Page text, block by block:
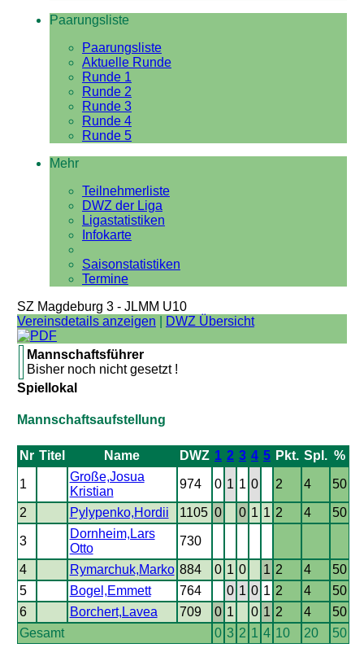
Paarungsliste
Paarungsliste
Aktuelle Runde
Runde 1
Runde 2
Runde 3
Runde 4
Runde 5
Mehr
Teilnehmerliste
DWZ der Liga
Ligastatistiken
Infokarte
Saisonstatistiken
Termine
SZ Magdeburg 3 - JLMM U10
Vereinsdetails anzeigen
DWZ Übersicht
Mannschaftsführer
Bisher noch nicht gesetzt !
Spiellokal
Mannschaftsaufstellung
Nr Titel Name DWZ 1 2 3 4 5 Pkt. Spl. %
1
Große,Josua
Kristian
974 0 1 1 0 2 4 50
2 Pylypenko,Hordii 1105 0 0 1 1 2 4 50
3
Dornheim,Lars
Otto
730
4 Rymarchuk,Marko 884 0 1 0 1 2 4
50
5
Bogel,Emmett 764 0 1 0 1 2 4
50
6
Borchert,Lavea 709 0 1 0 1 2 4
50
Gesamt
0 3 2 1 4 10 20 50